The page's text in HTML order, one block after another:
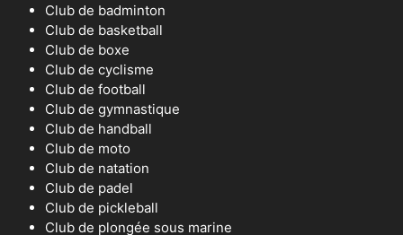
Club de badminton
Club de basketball
Club de boxe
Club de cyclisme
Club de football
Club de gymnastique
Club de handball
Club de moto
Club de natation
Club de padel
Club de pickleball
Club de plongée sous marine